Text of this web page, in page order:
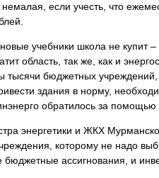
если учесть, что
учебники школа не купит
область, так же, как и
тысячи бюджетных
здания в норму,
обратилось за помощью
энергетики и ЖКХ
которому не надо
ассигнования, и